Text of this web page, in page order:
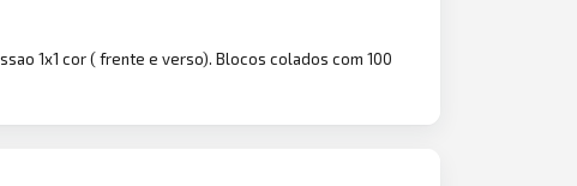
1x1 cor ( frente e verso). Blocos colados com 100